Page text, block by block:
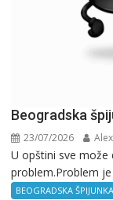
Beogradska
23/07/2026 Alex
U opštini sve može
problem.Problem je
BEOGRADSKA ŠPIJUNKA